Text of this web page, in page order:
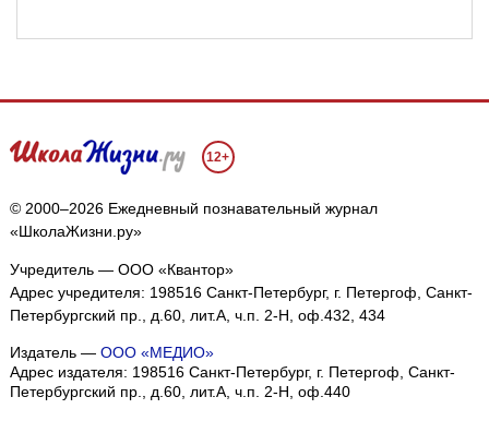
12+
© 2000–2026 Ежедневный познавательный журнал
«ШколаЖизни.ру»
Учредитель — ООО «Квантор»
Адрес учредителя: 198516 Санкт-Петербург, г. Петергоф, Санкт-
Петербургский пр., д.60, лит.А, ч.п. 2-Н, оф.432, 434
Издатель — ООО «МЕДИО»
Адрес издателя: 198516 Санкт-Петербург, г. Петергоф, Санкт-
Петербургский пр., д.60, лит.А, ч.п. 2-Н, оф.440